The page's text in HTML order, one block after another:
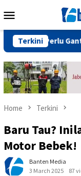
to
Menu
Terkini
Perlu Ganti
Home Terkini
Baru Tau?
Motor Bebek!
Banten Media
3 March 2025
87